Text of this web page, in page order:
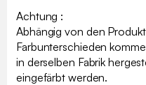
Achtung :
Abhängig von den
Farbunterschieden
in derselben Fabrik
eingefärbt werden.